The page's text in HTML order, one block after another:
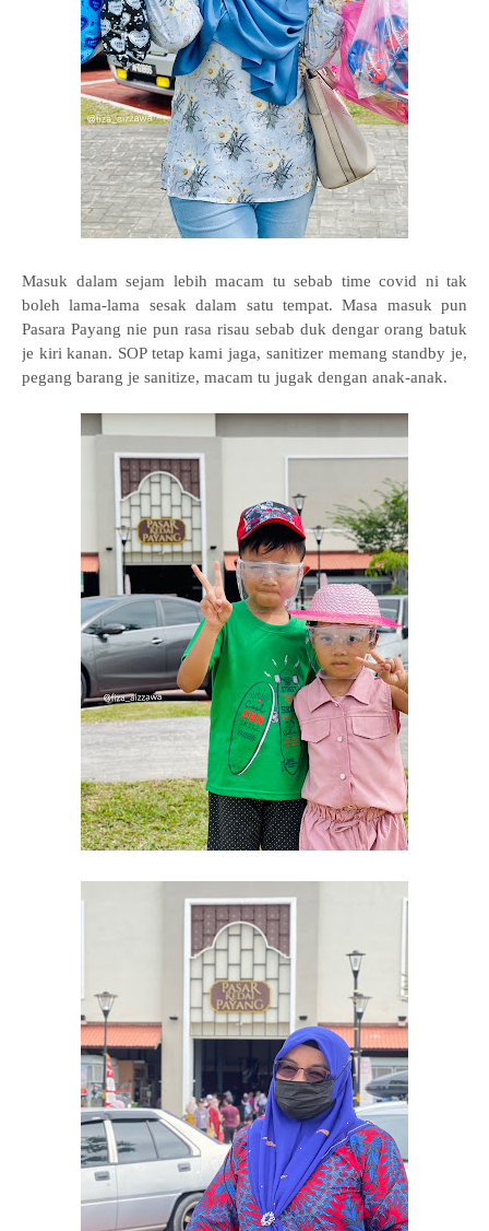
Masuk dalam sejam lebih macam tu sebab time covid ni tak
boleh lama-lama sesak dalam satu tempat. Masa masuk pun
Pasara Payang nie pun rasa risau sebab duk dengar orang batuk
je kiri kanan. SOP tetap kami jaga, sanitizer memang standby je,
pegang barang je sanitize, macam tu jugak dengan anak-anak.